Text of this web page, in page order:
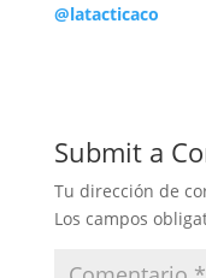
@latacticaco
Submit a
Tu dirección de
Los campos